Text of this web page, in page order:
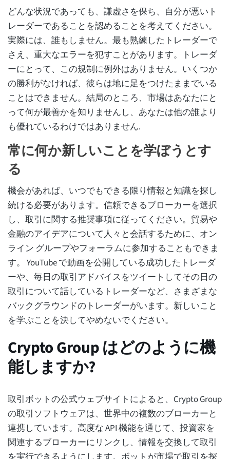
どんな状況であっても、謙虚さを保ち、自分が悪いト
レーダーであることを認めることを考えてください。
実際には、誰もしません。最も熟練したトレーダーで
さえ、重大なエラーを犯すことがあります。トレーダ
ーにとって、この規制に例外はありません。いくつか
の勝利がなければ、彼らは地に足をつけたままでいる
ことはできません。結局のところ、市場はあなたにと
って何が最善かを知りませんし、あなたは他の誰より
も優れているわけではありません.
常に何か新しいことを学ぼうとす
る
機会があれば、いつでもできる限り情報と知識を探し
続ける必要があります。信頼できるブローカーを選択
し、取引に関する推奨事項に従ってください。貿易や
金融のアイデアについて人々と会話するために、オン
ライン グループやフォーラムに参加することもできま
す。 YouTube で動画を公開している成功したトレーダ
ーや、毎日の取引アドバイスをツイートしてその日の
取引について話しているトレーダーなど、さまざまな
バックグラウンドのトレーダーがいます。新しいこと
を学ぶことを決してやめないでください。
Crypto Group はどのように機
能しますか?
取引ボットの公式ウェブサイトによると、Crypto Group
の取引ソフトウェアは、世界中の複数のブローカーと
連携しています。高度な API 機能を通じて、投資家を
関連するブローカーにリンクし、情報を交換して取引